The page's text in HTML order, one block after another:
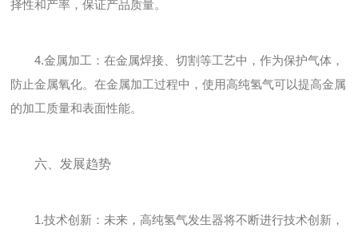
择性和产率，保证产品质量。
4.金属加工：在金属焊接、切割等工艺中，作为保护气体，
防止金属氧化。在金属加工过程中，使用高纯氢气可以提高金属
的加工质量和表面性能。
六、发展趋势
1.技术创新：未来，高纯氢气发生器将不断进行技术创新，